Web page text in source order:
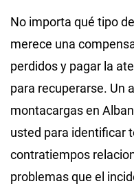
No importa qué tipo
merece una
perdidos y pagar la
para recuperarse. Un
montacargas en
usted para identificar
contratiempos
problemas que el